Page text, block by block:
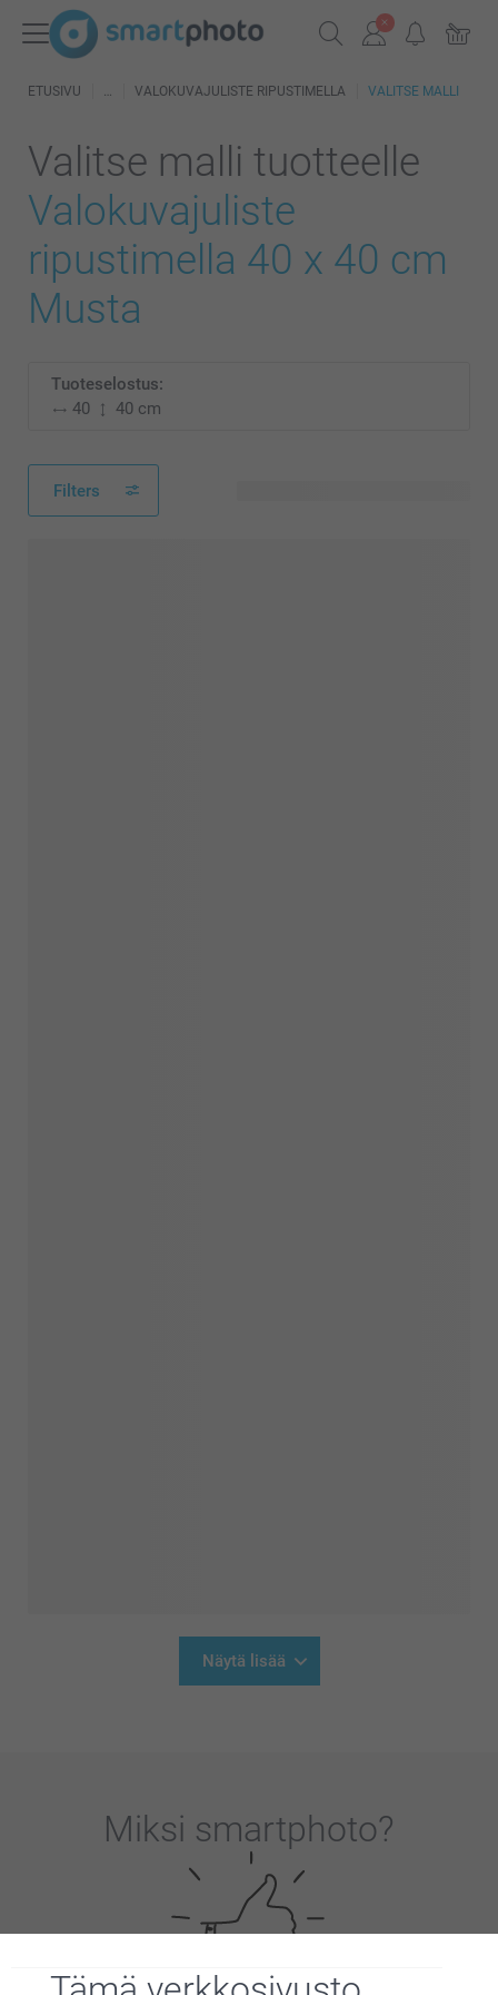
ETUSIVU VALOKUVAJULISTE RIPUSTIMELLA VALITSE MALLI
Valitse malli tuotteelle
Valokuvajuliste
ripustimella 40 x 40 cm
Musta
Tuoteselostus:
40
40 cm
Filters
Näytä lisää
Miksi smartphoto?